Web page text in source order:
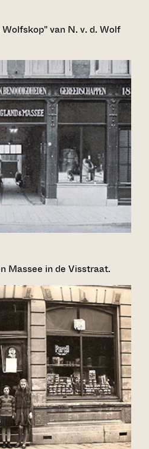
van N. v. d. Wolf
Massee in de Visstraat.